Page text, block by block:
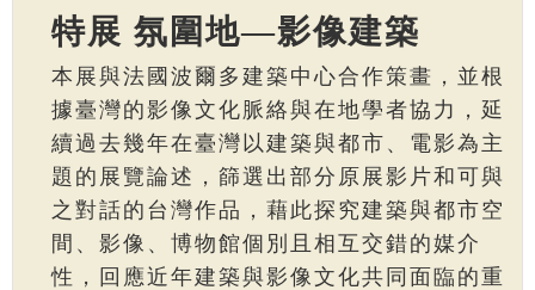
特展 氛圍地—影像建築
本展與法國波爾多建築中心合作策畫，並根
據臺灣的影像文化脈絡與在地學者協力，延
續過去幾年在臺灣以建築與都市、電影為主
題的展覽論述，篩選出部分原展影片和可與
之對話的台灣作品，藉此探究建築與都市空
間、影像、博物館個別且相互交錯的媒介
性，回應近年建築與影像文化共同面臨的重